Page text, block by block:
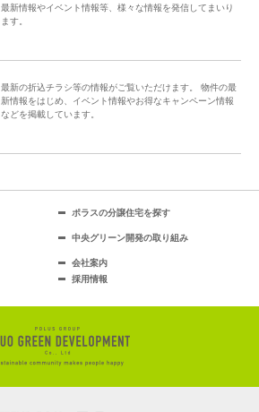
最新情報やイベント情報等、様々な情報を発信してまいり
ます。
最新の折込チラシ等の情報がご覧いただけます。 物件の最
新情報をはじめ、イベント情報やお得なキャンペーン情報
などを掲載しています。
ポラスの分譲住宅を探す
中央グリーン開発の取り組み
会社案内
採用情報